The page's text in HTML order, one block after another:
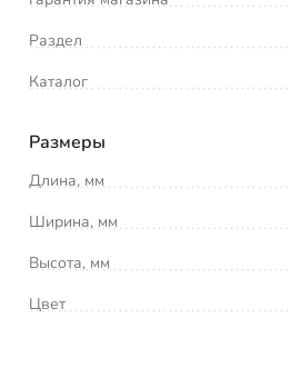
Раздел
Каталог
Размеры
Длина, мм
Ширина, мм
Высота, мм
Цвет